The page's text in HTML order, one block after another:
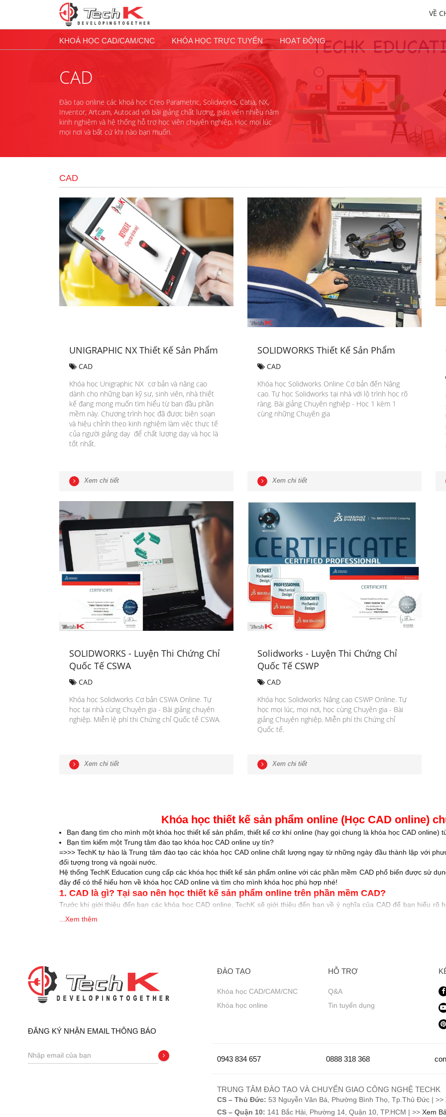
VỀ
KHOÁ HỌC CAD/CAM/CNC KHÓA HỌC TRỰC TUYẾN HOẠT ĐỘNG
CAD
Đào tạo online các khoá học Creo Parametric, Solidworks, Catia, NX,
Inventor, Artcam, Autocad với bài giảng chất lượng, giáo viên nhiều năm
kinh nghiệm và hệ thống hỗ trợ học viên chuyên nghiệp. Học mọi lúc
mọi nơi và bất cứ khi nào bạn muốn.
CAD
UNIGRAPHIC NX Thiết Kế Sản Phẩm
CAD
Khóa học Unigraphic NX cơ bản và nâng cao
dành cho những bạn kỹ sư, sinh viên, nhà thiết
kế đang mong muốn tìm hiểu từ ban đầu phần
mềm này. Chương trình học đã được biên soạn
và hiệu chỉnh theo kinh nghiệm làm việc thực tế
của người giảng dạy để chất lượng dạy và học là
tốt nhất.
Xem chi tiết
SOLIDWORKS Thiết Kế Sản Phẩm
CAD
Khóa học Solidworks Online Cơ bản đến Nâng
cao. Tự học Solidworks tại nhà với lộ trình học rõ
ràng. Bài giảng Chuyên nghiệp - Học 1 kèm 1
cùng những Chuyên gia
Xem chi tiết
SOLIDWORKS - Luyện Thi Chứng Chỉ
Quốc Tế CSWA
CAD
Khóa học Solidworks Cơ bản CSWA Online. Tự
học tại nhà cùng Chuyên gia - Bài giảng chuyên
nghiệp. Miễn lệ phí thi Chứng chỉ Quốc tế CSWA.
Xem chi tiết
Solidworks - Luyện Thi Chứng Chỉ
Quốc Tế CSWP
CAD
Khóa học Solidworks Nâng cao CSWP Online. Tự
học mọi lúc, mọi nơi, học cùng Chuyên gia - Bài
giảng Chuyên nghiệp. Miễn phí thi Chứng chỉ
Quốc tế.
Xem chi tiết
Khóa học thiết kế sản phẩm online (Học CAD online)
Bạn đang tìm cho mình một khóa học thiết kế sản phẩm, thiết kế cơ khí online (hay gọi chung là khóa học CAD online)
Bạn tìm kiếm một Trung tâm đào tạo khóa học CAD online uy tín?
=>>> TechK tự hào là Trung tâm đào tạo các khóa học CAD online chất lượng ngay từ những ngày đầu thành lập với
đối tượng trong và ngoài nước.
Hệ thống TechK Education cung cấp các khóa học thiết kế sản phẩm online với các phần mềm CAD phổ biến được sử
đây để có thể hiểu hơn về khóa học CAD online và tìm cho mình khóa học phù hợp nhé!
1. CAD là gì? Tại sao nên học thiết kế sản phẩm online trên phần mềm CAD?
Trước khi giới thiệu đến bạn các khóa học CAD online, TechK sẽ giới thiệu đến bạn về ý nghĩa của CAD để bạn hiểu rõ
phù hợp với việc học tập và công việc hiện tại của mình nhé!
...Xem thêm
ĐĂNG KÝ NHẬN EMAIL THÔNG BÁO
ĐÀO TẠO
Khóa học CAD/CAM/CNC
Khóa học online
HỖ TRỢ
Q&A
Tin tuyển dụng
0943 834 657 0888 318 368
TRUNG TÂM ĐÀO TẠO VÀ CHUYỂN GIAO CÔNG NGHỆ TECHK
CS – Thủ Đức: 53 Nguyễn Văn Bá, Phường Bình Thọ, Tp.Thủ Đức | >>
CS – Quận 10: 141 Bắc Hải, Phường 14, Quận 10, TP.HCM | >> Xem